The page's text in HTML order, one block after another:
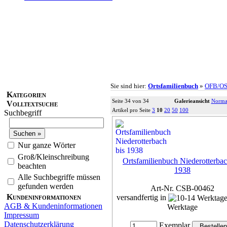
Kategorien
Volltextsuche
Suchbegriff
Nur ganze Wörter
Groß/Kleinschreibung
beachten
Alle Suchbegriffe müssen
gefunden werden
Kundeninformationen
AGB & Kundeninformationen
Impressum
Datenschutzerklärung
Sie sind hier: Ortsfamilienbuch » OFB/
Seite 34 von 34 Galerieansicht
Artikel pro Seite 3 10 20 50 100
Ortsfamilienbuch
1938
Art-Nr. CSB-00462
versandfertig in
Werktage